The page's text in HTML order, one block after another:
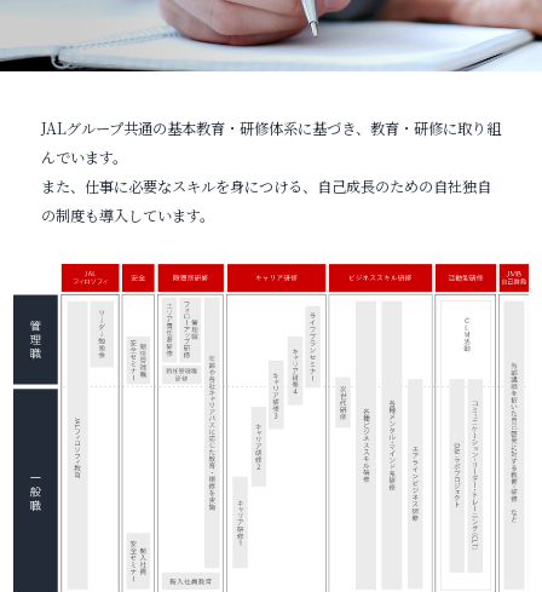
JALグループ共通の基本教育・研修体系に基づき、教育・研修に取り組
んでいます。
また、仕事に必要なスキルを身につける、自己成長のための自社独自
の制度も導入しています。